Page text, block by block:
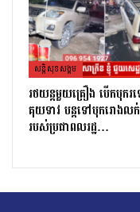
សន្តិសុខសង្គម
រថយន្ដមួយគ្រឿង បេីកបុករ
គុយទាវ បន្តទៅបុករោងលក់
របស់ប្រជាពលរដ្ឋ…